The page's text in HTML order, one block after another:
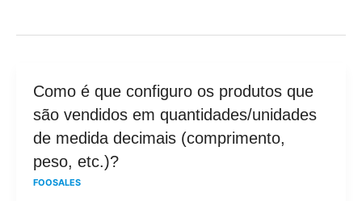
Como é que configuro os produtos que
são vendidos em quantidades/unidades
de medida decimais (comprimento,
peso, etc.)?
FOOSALES
Como
é
que
os
produtos